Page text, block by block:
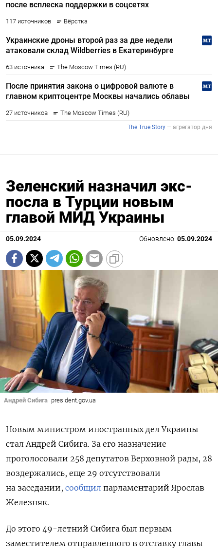
Зеленский назначил экс-
посла в Турции новым
главой МИД Украины
05.09.2024 Обновлено: 05.09.2024
Андрей Сибига president.gov.ua
Новым министром иностранных дел Украины
стал Андрей Сибига. За его назначение
проголосовали 258 депутатов Верховной рады, 28
воздержались, еще 29 отсутствовали
на заседании, сообщил парламентарий Ярослав
Железняк.
До этого 49-летний Сибига был первым
заместителем отправленного в отставку главы